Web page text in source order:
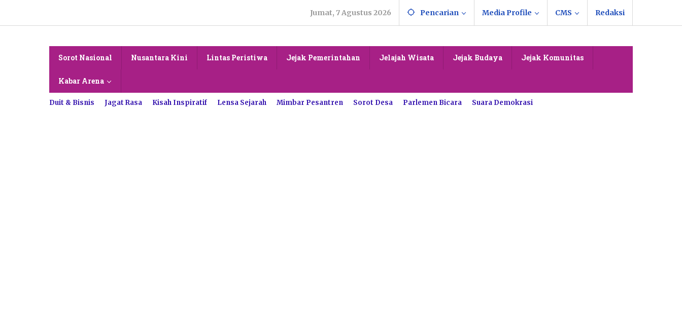
konten
Jumat, 7 Agustus 2026 Pencarian Media Profile CMS Redaksi
Sorot Nasional Nusantara Kini Lintas Peristiwa Jejak Pemerintahan Jelajah Wisata Jejak Budaya Jejak Komunitas
Kabar Arena
Duit & Bisnis Jagat Rasa Kisah Inspiratif Lensa Sejarah Mimbar Pesantren Sorot Desa Parlemen Bicara Suara Demokrasi